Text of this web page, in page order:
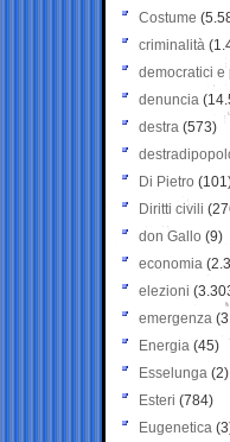
Costume
criminalità
democratici e
denuncia
destra (573)
Di Pietro
Diritti civili
don Gallo (9)
economia
elezioni
emergenza
Energia (45)
Esselunga (2)
Esteri (784)
Eugenetica